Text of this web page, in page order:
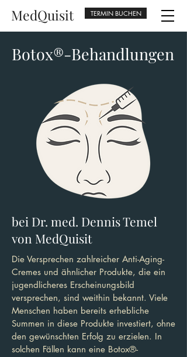
MedQuisit TERMIN BUCHEN
Botox®-Behandlungen
bei Dr. med. Dennis Temel
von MedQuisit
Die Versprechen zahlreicher Anti-Aging-
Cremes und ähnlicher Produkte, die ein
jugendlicheres Erscheinungsbild
versprechen, sind weithin bekannt. Viele
Menschen haben bereits erhebliche
Summen in diese Produkte investiert, ohne
den gewünschten Erfolg zu erzielen. In
solchen Fällen kann eine Botox®-